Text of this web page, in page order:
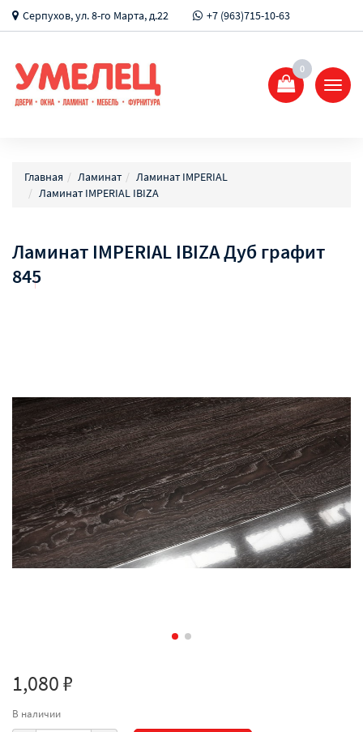
Серпухов, ул. 8-го Марта, д.22 +7 (963)715-10-63
0
Главная Ламинат
Ламинат IMPERIAL
Ламинат IMPERIAL IBIZA
Ламинат IMPERIAL IBIZA Дуб графит
845
1,080 ₽
В наличии